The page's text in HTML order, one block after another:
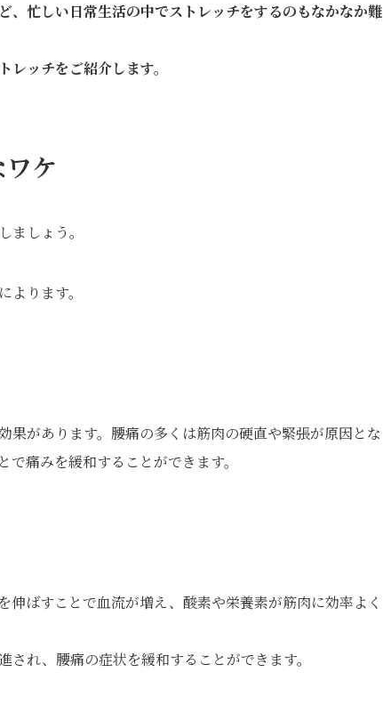
、忙しい日常生活の中でストレッチをするのもなかなか難
ッチをご紹介します。
ケ
しょう。
ります。
があります。腰痛の多くは筋肉の硬直や緊張が原因とな
痛みを緩和することができます。
ばすことで血流が増え、酸素や栄養素が筋肉に効率よく
れ、腰痛の症状を緩和することができます。